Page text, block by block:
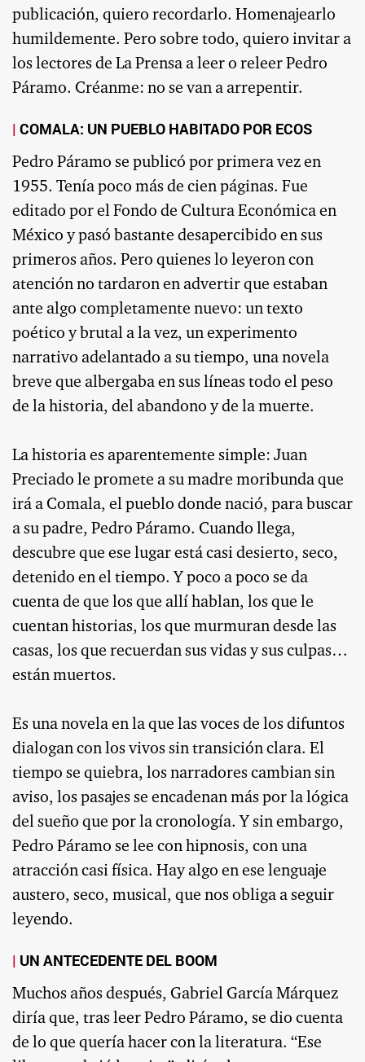
publicación, quiero recordarlo. Homenajearlo
humildemente. Pero sobre todo, quiero invitar a
los lectores de La Prensa a leer o releer Pedro
Páramo. Créanme: no se van a arrepentir.
COMALA: UN PUEBLO HABITADO POR ECOS
Pedro Páramo se publicó por primera vez en
1955. Tenía poco más de cien páginas. Fue
editado por el Fondo de Cultura Económica en
México y pasó bastante desapercibido en sus
primeros años. Pero quienes lo leyeron con
atención no tardaron en advertir que estaban
ante algo completamente nuevo: un texto
poético y brutal a la vez, un experimento
narrativo adelantado a su tiempo, una novela
breve que albergaba en sus líneas todo el peso
de la historia, del abandono y de la muerte.
La historia es aparentemente simple: Juan
Preciado le promete a su madre moribunda que
irá a Comala, el pueblo donde nació, para buscar
a su padre, Pedro Páramo. Cuando llega,
descubre que ese lugar está casi desierto, seco,
detenido en el tiempo. Y poco a poco se da
cuenta de que los que allí hablan, los que le
cuentan historias, los que murmuran desde las
casas, los que recuerdan sus vidas y sus culpas…
están muertos.
Es una novela en la que las voces de los difuntos
dialogan con los vivos sin transición clara. El
tiempo se quiebra, los narradores cambian sin
aviso, los pasajes se encadenan más por la lógica
del sueño que por la cronología. Y sin embargo,
Pedro Páramo se lee con hipnosis, con una
atracción casi física. Hay algo en ese lenguaje
austero, seco, musical, que nos obliga a seguir
leyendo.
UN ANTECEDENTE DEL BOOM
Muchos años después, Gabriel García Márquez
diría que, tras leer Pedro Páramo, se dio cuenta
de lo que quería hacer con la literatura. “Ese